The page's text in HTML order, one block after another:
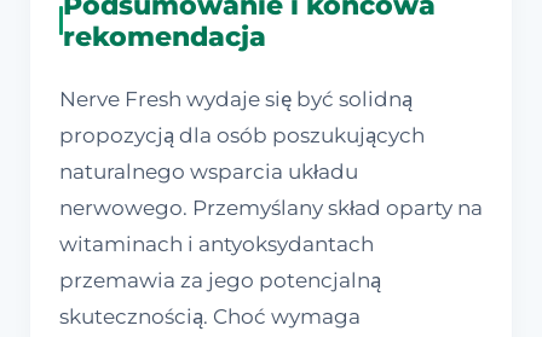
rekomendacja
Nerve Fresh wydaje się być solidną
propozycją dla osób poszukujących
naturalnego wsparcia układu
nerwowego. Przemyślany skład oparty na
witaminach i antyoksydantach
przemawia za jego potencjalną
skutecznością. Choć wymaga